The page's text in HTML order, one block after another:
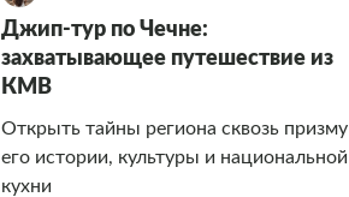
Джип-тур по Чечне:
захватывающее путешествие из
КМВ
Открыть тайны региона сквозь призму
его истории, культуры и национальной
кухни